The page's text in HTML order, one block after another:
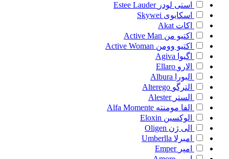
استی لودر Estee Lauder
اسکایوی Skywei
اکات Akat
اکتیو من Active Man
اکتیو وومن Active Woman
اگیوا Agiva
الارو Ellaro
البورا
Albura
الترگو Alterego
الستر Alester
الفا مومنته Alfa Momente
الوکسین Eloxin
الی ژن Oligen
امبرلا Umberlla
امپر Emper